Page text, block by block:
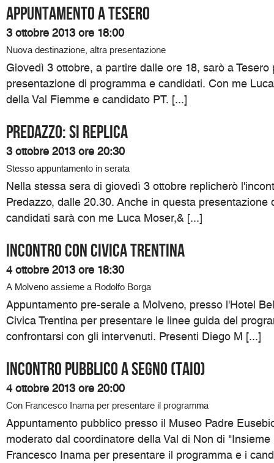
Appuntamento a Tesero
3 ottobre 2013 ore 18:00
Nuova destinazione, altra presentazione
Giovedì 3 ottobre, a partire dalle ore 18, sarò a Tesero
presentazione di programma e candidati. Con me
della Val Fiemme e candidato PT. [...]
Predazzo: si replica
3 ottobre 2013 ore 20:30
Stesso appuntamento in serata
Nella stessa sera di giovedì 3 ottobre replicherò
Predazzo, dalle 20.30. Anche in questa presentazione
candidati sarà con me Luca Moser,& [...]
Incontro con Civica Trentina
4 ottobre 2013 ore 18:30
A Molveno assieme a Rodolfo Borga
Appuntamento pre-serale a Molveno, presso l'Hotel
Civica Trentina per presentare le linee guida del
confrontarsi con gli intervenuti. Presenti Diego M [...]
Incontro pubblico a Segno (Taio)
4 ottobre 2013 ore 20:00
Con Francesco Inama per presentare il programma
Appuntamento pubblico presso il Museo Padre
moderato dal coordinatore della Val di Non di
Francesco Inama per presentare il programma e i